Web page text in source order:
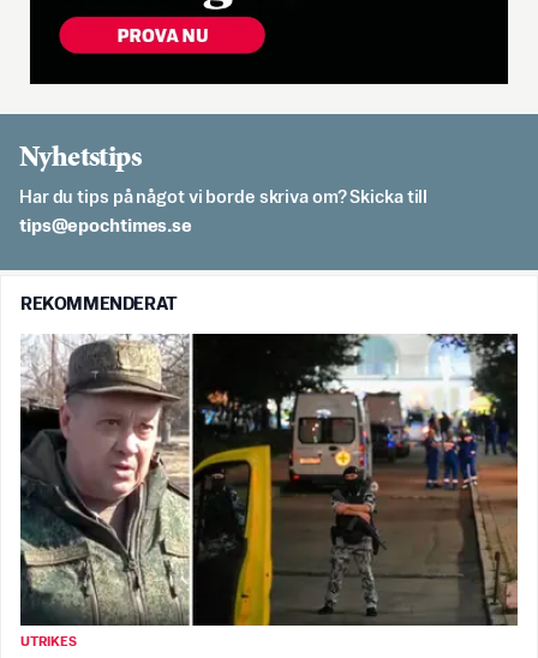
Nyhetstips
Har du tips på något vi borde skriva om? Skicka till
es.semithcope@spit
REKOMMENDERAT
UTRIKES